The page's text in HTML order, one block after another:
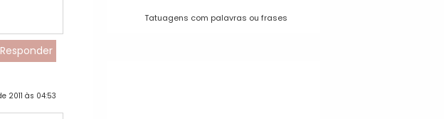
Responder
2011 às 04:53
Tatuagens com palavras ou frases